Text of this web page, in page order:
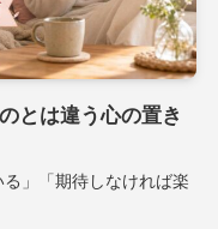
とは違う心の置き
る」「期待しなければ楽